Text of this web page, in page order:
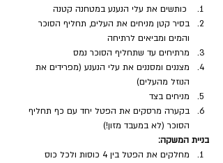
כותשים את עלי הנענע במטחנה קטנה
בסיר קטן מניחים את העלים, תחליף הסוכר
והמים ומביאים לרתיחה
מרתיחים עד שתחליף הסוכר נמס
מצננים ומסננים את עלי הנענע (מפרידים את
הנוזל מהעלים)
מניחים בצד
בקערה מרסקים את הפטל יחד עם כף תחליף
הסוכר (לא במעבד מזון!)
בניית המשקה:
מחלקים את הפטל בין 4 כוסות ולכל כוס